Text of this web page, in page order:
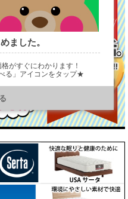
ました。
がすぐにわかります！
る」アイコンをタップ★
p/@901ptzjz